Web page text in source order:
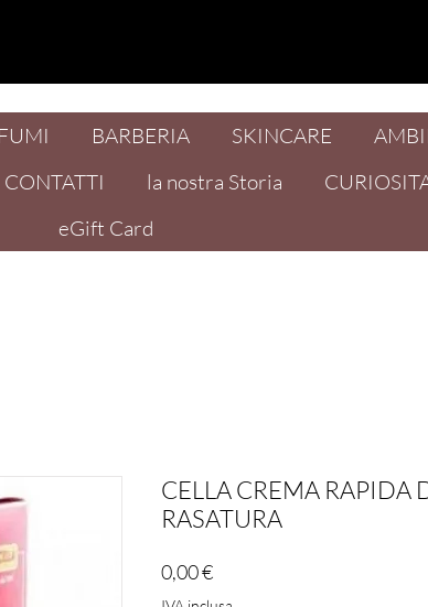
BARBERIA SKINCARE
CONTATTI la nostra Storia
eGift Card
CELLA CREMA RAPIDA
RASATURA
0,00 €Prezzo